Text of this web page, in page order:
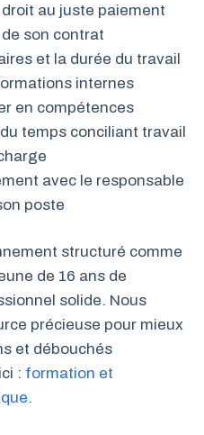
au juste paiement
son contrat
et la durée du travail
internes
en compétences
temps conciliant travail
avec le responsable
poste
structuré comme
de 16 ans de
solide. Nous
précieuse pour mieux
et débouchés
: formation et
.